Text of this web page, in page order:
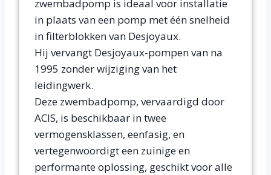
zwembadpomp is ideaal voor installatie
in plaats van een pomp met één snelheid
in filterblokken van Desjoyaux.
Hij vervangt Desjoyaux-pompen van na
1995 zonder wijziging van het
leidingwerk.
Deze zwembadpomp, vervaardigd door
ACIS, is beschikbaar in twee
vermogensklassen, eenfasig, en
vertegenwoordigt een zuinige en
performante oplossing, geschikt voor alle